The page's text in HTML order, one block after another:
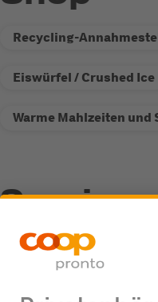
Recycling-
Eiswürfel / Crushed Ice
Warme Mahlzeiten und
Service
Recycling-